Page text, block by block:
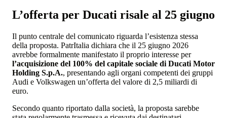
L’offerta per Ducati risale al 25 giugno
Il punto centrale del comunicato riguarda l’esistenza stessa
della proposta. PatrItalia dichiara che il 25 giugno 2026
avrebbe formalmente manifestato il proprio interesse per
l’acquisizione del 100% del capitale sociale di Ducati Motor
Holding S.p.A., presentando agli organi competenti dei gruppi
Audi e Volkswagen un’offerta del valore di 2,5 miliardi di
euro.
Secondo quanto riportato dalla società, la proposta sarebbe